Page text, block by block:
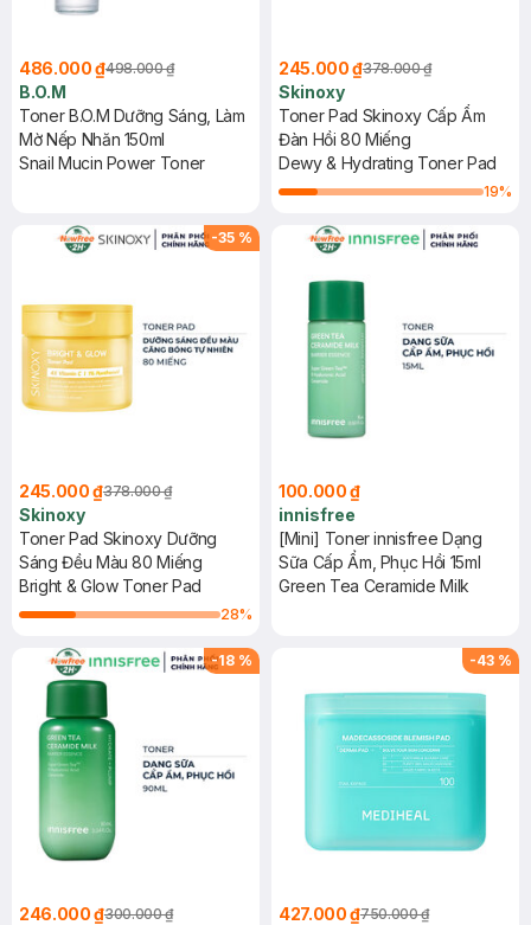
486.000 ₫498.000 ₫
B.O.M
Toner B.O.M Dưỡng Sáng, Làm
Mờ Nếp Nhăn 150ml
Snail Mucin Power Toner
245.000 ₫378.000 ₫
Skinoxy
Toner Pad Skinoxy Cấp Ẩm
Đàn Hồi 80 Miếng
Dewy & Hydrating Toner Pad
19%
-35 %
245.000 ₫378.000 ₫
Skinoxy
Toner Pad Skinoxy Dưỡng
Sáng Đều Màu 80 Miếng
Bright & Glow Toner Pad
28%
100.000 ₫
innisfree
[Mini] Toner innisfree Dạng
Sữa Cấp Ẩm, Phục Hồi 15ml
Green Tea Ceramide Milk
-18 %
246.000 ₫300.000 ₫
-43 %
427.000 ₫750.000 ₫